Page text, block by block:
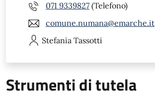
071 9339827 (Telefono)
comune.numana@emarche.it
Stefania Tassotti
Strumenti di tutela